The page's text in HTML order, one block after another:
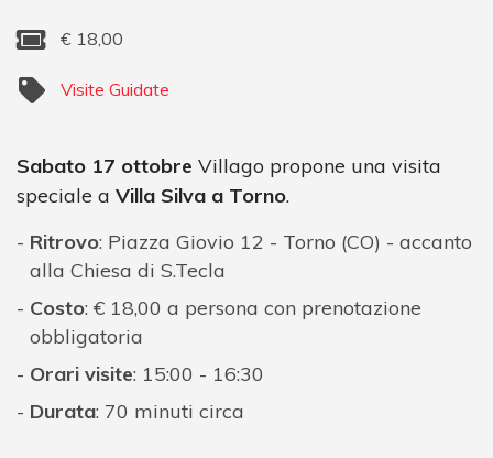
€ 18,00
Visite Guidate
Sabato 17 ottobre Villago propone una visita
speciale a Villa Silva a Torno.
Ritrovo: Piazza Giovio 12 - Torno (CO) - accanto
alla Chiesa di S.Tecla
Costo: € 18,00 a persona con prenotazione
obbligatoria
Orari visite: 15:00 - 16:30
Durata: 70 minuti circa